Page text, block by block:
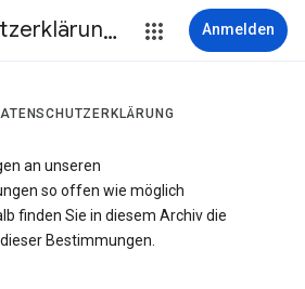
Datenschutzerklärung & Nutzungsbedingungen Anmelden
an unseren
so offen wie möglich
finden Sie in diesem Archiv die
Bestimmungen.